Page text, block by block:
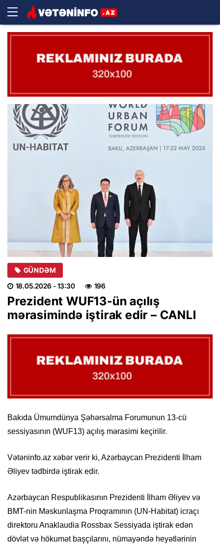
GÜNDƏM
18.05.2026 - 13:30 196
Prezident WUF13-ün açılış
mərasimində iştirak edir – CANLI
Bakıda Ümumdünya Şəhərsalma Forumunun 13-cü
sessiyasının (WUF13) açılış mərasimi keçirilir.
Vətəninfo.az xəbər verir ki, Azərbaycan Prezidenti İlham
Əliyev tədbirdə iştirak edir.
Azərbaycan Respublikasının Prezidenti İlham Əliyev və
BMT-nin Məskunlaşma Proqramının (UN-Habitat) icraçı
direktoru Anaklaudia Rossbax Sessiyada iştirak edən
dövlət və hökumət başçılarını, nümayəndə heyətlərinin